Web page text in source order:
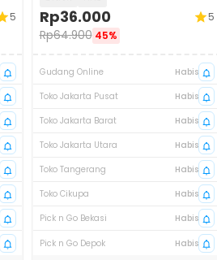
5 Rp36.000
Rp64.900 45%
5
Gudang Online
Habis
Toko Jakarta Pusat
Habis
Toko Jakarta Barat
Habis
Toko Jakarta Utara
Habis
Toko Tangerang
Habis
Toko Cikupa
Habis
Pick n Go Bekasi
Habis
Pick n Go Depok
Habis